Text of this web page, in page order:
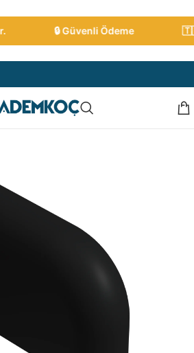
🔒 Güvenli Ödeme 🇹🇷